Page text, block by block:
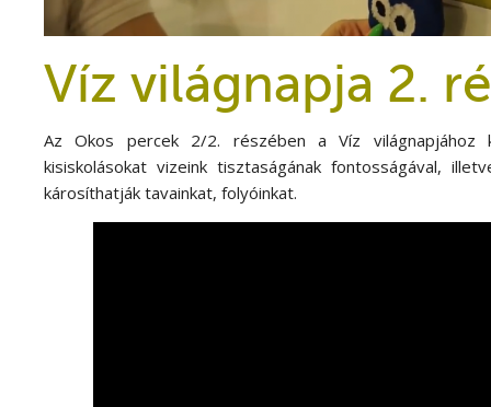
Víz világnapja 2.
Az Okos percek 2/2. részében a Víz világnapjához
kisiskolásokat vizeink tisztaságának fontosságával,
károsíthatják tavainkat, folyóinkat.